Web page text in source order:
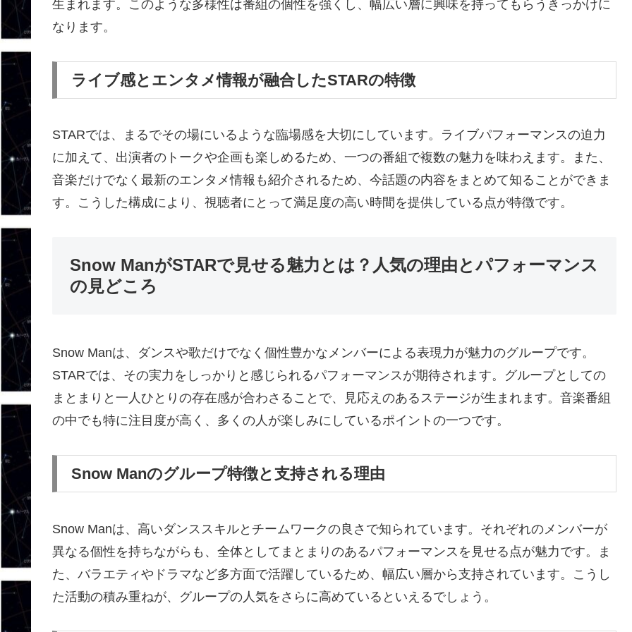
生まれます。このような多様性は番組の個性を強くし、幅広い層に興味を持ってもらうきっかけに
なります。
ライブ感とエンタメ情報が融合したSTARの特徴
STARでは、まるでその場にいるような臨場感を大切にしています。ライブパフォーマンスの迫力
に加えて、出演者のトークや企画も楽しめるため、一つの番組で複数の魅力を味わえます。また、
音楽だけでなく最新のエンタメ情報も紹介されるため、今話題の内容をまとめて知ることができま
す。こうした構成により、視聴者にとって満足度の高い時間を提供している点が特徴です。
Snow ManがSTARで見せる魅力とは？人気の理由とパフォーマンス
の見どころ
Snow Manは、ダンスや歌だけでなく個性豊かなメンバーによる表現力が魅力のグループです。
STARでは、その実力をしっかりと感じられるパフォーマンスが期待されます。グループとしての
まとまりと一人ひとりの存在感が合わさることで、見応えのあるステージが生まれます。音楽番組
の中でも特に注目度が高く、多くの人が楽しみにしているポイントの一つです。
Snow Manのグループ特徴と支持される理由
Snow Manは、高いダンススキルとチームワークの良さで知られています。それぞれのメンバーが
異なる個性を持ちながらも、全体としてまとまりのあるパフォーマンスを見せる点が魅力です。ま
た、バラエティやドラマなど多方面で活躍しているため、幅広い層から支持されています。こうし
た活動の積み重ねが、グループの人気をさらに高めているといえるでしょう。